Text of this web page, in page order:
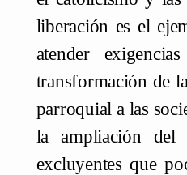
liberación es el
atender
transformación de
parroquial a las
la ampliación del
excluyentes que